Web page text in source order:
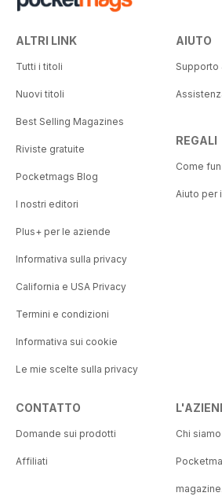
ALTRI LINK
Tutti i titoli
Nuovi titoli
Best Selling Magazines
Riviste gratuite
Pocketmags Blog
I nostri editori
Plus+ per le aziende
Informativa sulla privacy
California e USA Privacy
Termini e condizioni
Informativa sui cookie
Le mie scelte sulla privacy
AIUTO
Supporto
REGALI
Come
Aiuto per
CONTATTO
Domande sui prodotti
Affiliati
Chi siamo